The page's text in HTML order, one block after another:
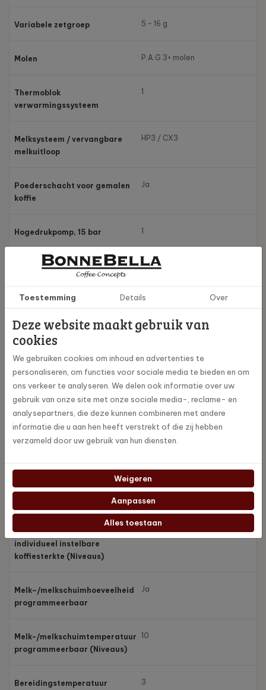
Variabele zetgroep 5 – 16 g
Molen P.A.G.3+ molen
Thermoblok
verwarmingssysteem
1
Melksysteem / vervangbare
melkuitloop
HP3 / CX3
Poederschacht voor gemalen
koffie
Ja
Hogedrukpomp, 15 bar 1
Aroma-beschermdeksel Ja
Compatibel met J.O.E.® Ja
Rotary Switch
4,3” touchscreen
Producten opslaan,
vermenigvuldigen en
personaliseren
Ja
Programmeerbare en
waterhoeveelheid voor koffie
Ja
Programmeerbare en
individueel instelbare
koffiesterkte (Niveaus)
10
Melk–/melkschuimhoeveelheid
programmeerbaar
Ja
Melk-/melkschuimtemperatuur
programmeerbaar (Niveaus)
10
Bereidingstemperatuur
3
Toestemming Details Over
Deze website maakt gebruik van
cookies
We gebruiken cookies om inhoud en advertenties te
personaliseren, om functies voor sociale media te bieden en om
ons verkeer te analyseren. We delen ook informatie over uw
gebruik van onze site met onze sociale media-, reclame- en
analysepartners, die deze kunnen combineren met andere
informatie die u aan hen heeft verstrekt of die zij hebben
verzameld door uw gebruik van hun diensten.
Weigeren
Aanpassen
Alles toestaan